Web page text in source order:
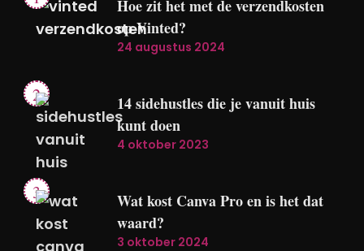
Hoe zit het met de verzendkosten
op Vinted?
24 augustus 2024
14 sidehustles die je vanuit huis
kunt doen
4 oktober 2023
Wat kost Canva Pro en is het dat
waard?
3 oktober 2024